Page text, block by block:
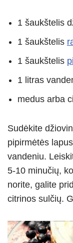
1 šaukštelis
1 šaukštelis
1 šaukštelis
1 litras
medus arba
Sudėkite
pipirmėtės
vandeniu.
5-10 minučių,
norite, galite
citrinos sulčių.